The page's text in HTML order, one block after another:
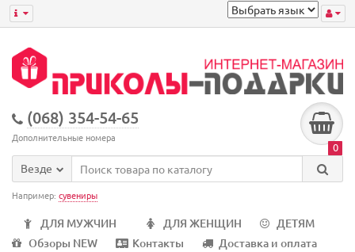
(068) 354-54-65
Дополнительные номера
0
Везде
Например: сувениры
ДЛЯ МУЖЧИН ДЛЯ ЖЕНЩИН
ДЕТЯМ
Обзоры NEW
Контакты Доставка и оплата